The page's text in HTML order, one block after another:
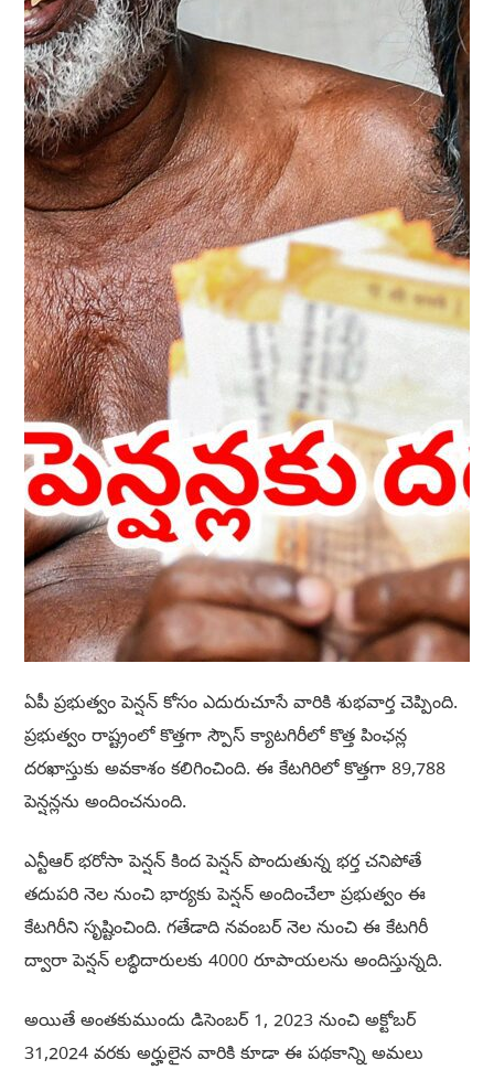
ఏపీ ప్రభుత్వం పెన్షన్ కోసం ఎదురుచూసే వారికి శుభవార్త చెప్పింది.
ప్రభుత్వం రాష్ట్రంలో కొత్తగా స్పౌస్ క్యాటగిరీలో కొత్త పింఛన్ల
దరఖాస్తుకు అవకాశం కలిగించింది. ఈ కేటగిరిలో కొత్తగా 89,788
పెన్షన్లను అందించనుంది.
ఎన్టీఆర్ భరోసా పెన్షన్ కింద పెన్షన్ పొందుతున్న భర్త చనిపోతే
తదుపరి నెల నుంచి భార్యకు పెన్షన్ అందించేలా ప్రభుత్వం ఈ
కేటగిరీని సృష్టించింది. గతేడాది నవంబర్ నెల నుంచి ఈ కేటగిరీ
ద్వారా పెన్షన్ లబ్ధిదారులకు 4000 రూపాయలను అందిస్తున్నది.
అయితే అంతకుముందు డిసెంబర్ 1, 2023 నుంచి అక్టోబర్
31,2024 వరకు అర్హులైన వారికి కూడా ఈ పథకాన్ని అమలు